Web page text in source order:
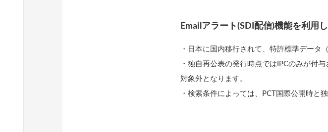
Emailアラート(SDI配信)機能を利用
・ 日本に国内移行されて、特許標準データ
・独自再公表の発行時点ではIPCのみが付
対象外となります。
・検索条件によっては、PCT国際公開時と